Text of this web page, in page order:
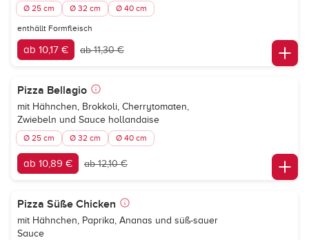
Ø 25 cm Ø 32 cm Ø 40 cm
enthällt Formfleisch
ab 10,17 € ab 11,30 €
Pizza Bellagio
mit Hähnchen, Brokkoli, Cherrytomaten,
Zwiebeln und Sauce hollandaise
Ø 25 cm Ø 32 cm Ø 40 cm
ab 10,89 € ab 12,10 €
Pizza Süße Chicken
mit Hähnchen, Paprika, Ananas und süß-sauer
Sauce